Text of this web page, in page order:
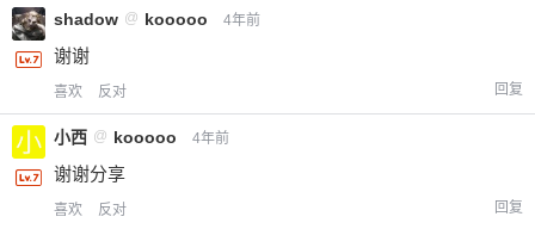
shadow @ kooooo 4年前
谢谢
喜欢 反对 回复
小西 @ kooooo 4年前
谢谢分享
喜欢 反对 回复